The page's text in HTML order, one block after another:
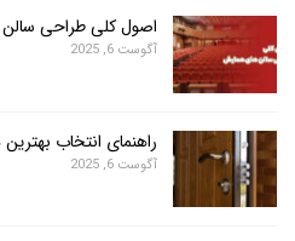
اصول کلی طراحی سالن های
آگوست 6, 2025
راهنمای انتخاب بهترین درب ضد
آگوست 6, 2025